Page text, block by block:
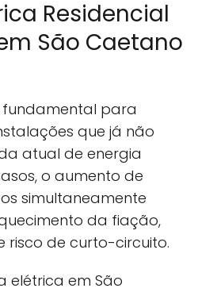
Residencial
São Caetano
para
que já não
atual de energia
o aumento de
simultaneamente
da fiação,
risco de curto-circuito.
elétrica em São